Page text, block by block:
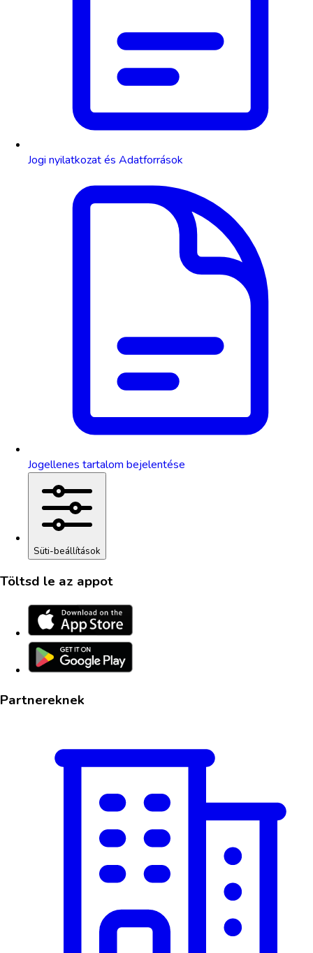
Jogi nyilatkozat és Adatforrások
Jogellenes tartalom bejelentése
Süti-beállítások
Töltsd le az appot
Partnereknek